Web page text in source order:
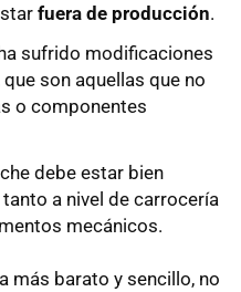
fuera de producción.
sufrido modificaciones
son aquellas que no
o componentes
debe estar bien
a nivel de carrocería
mecánicos.
más barato y sencillo, no